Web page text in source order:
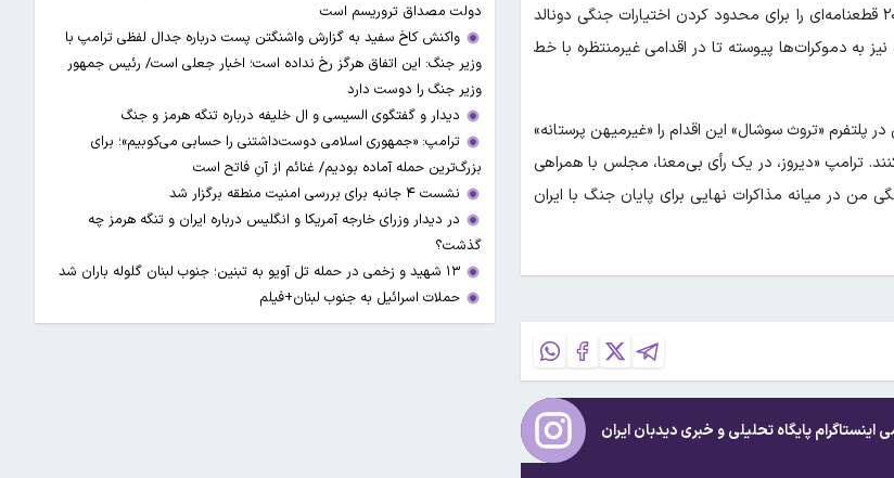
بر اساس گزارش رسانه‌های آمریکایی مجلس نمایندگان این کشور با رأی ۲۱۵ به ۲۰۸ قطعنامه‌ای را برای محدود کردن اختیارات جنگی دونالد
در این رأی‌گیری، ۴ نماینده جمهوری‌خواه نیز به دموکرات‌ها پیوسته تا در اقدامی غیرمنتظره با خط
«تروث سوشال» این اقدام را «غیرمیهن پرستانه»
ترامپ «دیروز، در یک رأی بی‌معنا، مجلس با همراهی
در میانه مذاکرات نهایی برای پایان جنگ با ایران
پایگاه تحلیلی و خبریدیدبان ایران
دولت مصداق تروریسم است
واکنش کاخ سفید به گزارش واشنگتن پست درباره جدال لفظی ترامپ با
وزیر جنگ: این اتفاق هرگز رخ نداده است؛ اخبار جعلی است/ رئیس جمهور
وزیر جنگ را دوست دارد
دیدار و گفتگوی السیسی و ال خلیفه درباره تنگه هرمز و جنگ
ترامپ: «جمهوری اسلامی دوست‌داشتنی را حسابی می‌کوبیم»؛ برای
بزرگ‌ترین حمله آماده بودیم/ غنائم از آنِ فاتح است
نشست ۴ جانبه برای بررسی امنیت منطقه برگزار شد
در دیدار وزرای خارجه آمریکا و انگلیس درباره ایران و تنگه هرمز چه
گذشت؟
۱۳ شهید و زخمی در حمله تل آویو به تبنین؛ جنوب لبنان گلوله باران شد
حملات اسرائیل به جنوب لبنان+فیلم